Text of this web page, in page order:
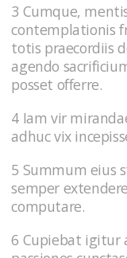
3 Cumque,
contemplationis
totis praecordiis
agendo
posset offerre.
4 Iam vir
adhuc vix
5 Summum eius
semper
computare.
6 Cupiebat igitur